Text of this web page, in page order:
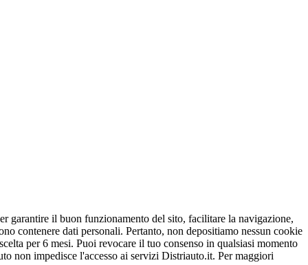
garantire il buon funzionamento del sito, facilitare la navigazione,
contenere dati personali. Pertanto, non depositiamo nessun cookie
per 6 mesi. Puoi revocare il tuo consenso in qualsiasi momento
non impedisce l'accesso ai servizi Distriauto.it. Per maggiori